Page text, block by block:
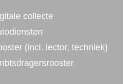
collecte
(incl. lector, techniek)